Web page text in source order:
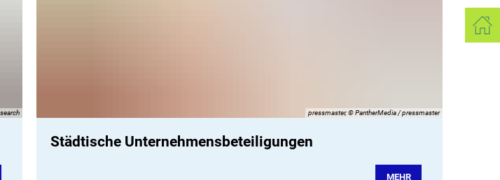
pressmaster, © PantherMedia / pressmaster
Städtische Unternehmensbeteiligungen
MEHR